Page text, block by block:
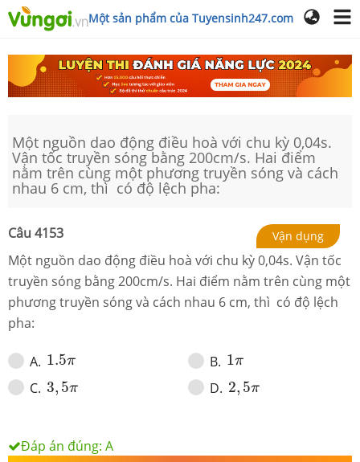
Một sản phẩm của Tuyensinh247.com
Một nguồn dao động điều hoà với chu kỳ 0,04s.
Vận tốc truyền sóng bằng 200cm/s. Hai điểm
nằm trên cùng một phương truyền sóng và cách
nhau 6 cm, thì có độ lệch pha:
Câu 4153 Vận dụng
Một nguồn dao động điều hoà với chu kỳ 0,04s. Vận tốc
truyền sóng bằng 200cm/s. Hai điểm nằm trên cùng một
phương truyền sóng và cách nhau 6 cm, thì có độ lệch
pha:
A. 1.5π
1.5π B. 1π
1π
C. 3, 5π
3 5π D. 2, 5π
2 5π
Đáp án đúng: A